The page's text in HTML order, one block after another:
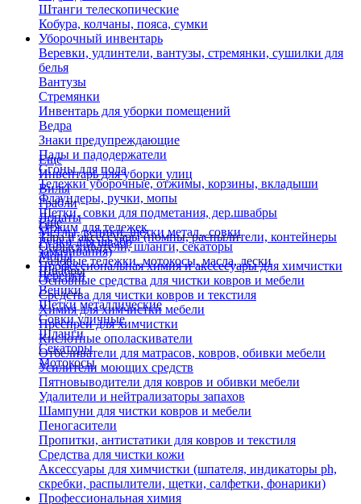
Штанги телескопические
Кобура, колчаны, пояса, сумки
Уборочный инвентарь
Веревки, удлинтели, вантузы, стремянки, сушилки для
белья
Вантузы
Стремянки
Инвентарь для уборки помещений
Ведра
Знаки предупреждающие
Пады и падодержатели
Сгоны для пола
Тележки уборочные, отжимы, корзины, вкладыши
Флаундеры, ручки, мопы
Щетки, совки для подметания, дер.швабры
Отжим для тележек
Ручки для швабр
Мопы
Швабры
Еще
Инвентарь для уборки улиц
Вилы
Грабли
Лопаты
Метлы, веники, щетки метал., совки
Опрыскиватели, шланги, секаторы
Садовые тележки, мотокосы, масла, лески
Черенки
Веники
Щетки металлические
Совки уличные
Шланги
Секаторы
Мотокосы
Еще
Тара и аксессуары (помпы, распылители, контейнеры
замачивания)
Профессиональная химия и акссесуары для химчистки
Основные средства для чистки ковров и мебели
Средства для чистки ковров и текстиля
Химия для химчистки мебели
Преспреи для химчистки
Кислотные ополаскиватели
Отбеливатели для матрасов, ковров, обивки мебели
Усилители моющих средств
Пятновыводители для ковров и обивки мебели
Удалители и нейтрализаторы запахов
Шампуни для чистки ковров и мебели
Пеногасители
Пропитки, антистатики для ковров и текстиля
Средства для чистки кожи
Аксессуары для химчистки (шпателя, индикаторы ph,
скребки, распылители, щетки, салфетки, фонарики)
Профессиональная химия